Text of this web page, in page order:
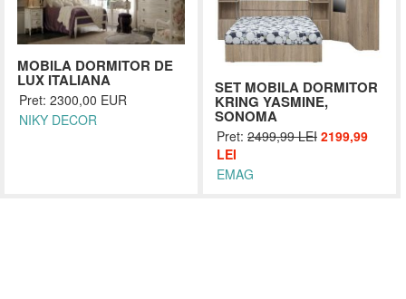
MOBILA DORMITOR DE
LUX ITALIANA
Pret: 2300,00 EUR
NIKY DECOR
SET MOBILA DORMITOR
KRING YASMINE,
SONOMA
Pret: 2499,99 LEI 2199,99
LEI
EMAG